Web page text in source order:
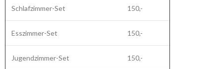
Schlafzimmer-Set 150,-
Esszimmer-Set 150,-
Jugendzimmer-Set 150,-